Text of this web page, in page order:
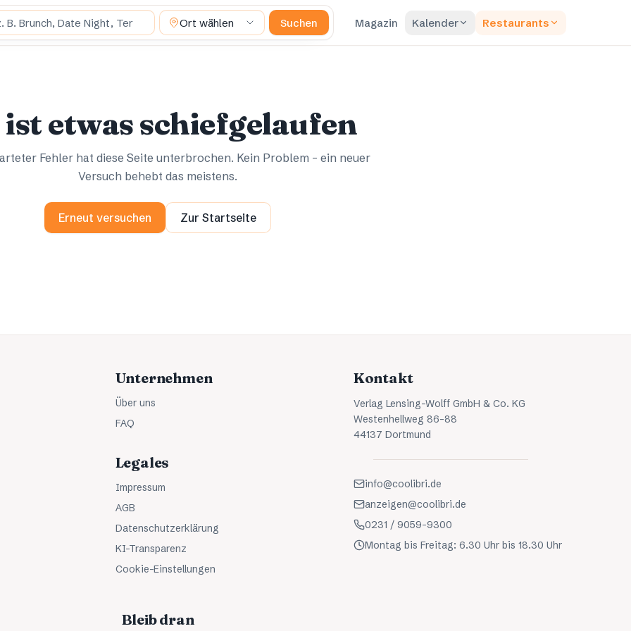
du? Ort wählen Suchen Magazin Kalender Restaurants
ist etwas schiefgelaufen
Fehler hat diese Seite unterbrochen. Kein Problem – ein neuer
Versuch behebt das meistens.
Erneut versuchen Zur Startseite
Unternehmen
Über uns
FAQ
Legales
Impressum
AGB
Datenschutzerklärung
KI-Transparenz
Cookie-Einstellungen
Kontakt
Verlag Lensing-Wolff GmbH & Co. KG
Westenhellweg 86-88
44137 Dortmund
info@coolibri.de
anzeigen@coolibri.de
0231 / 9059-9300
Montag bis Freitag: 6.30 Uhr bis 18.30 Uhr
Bleib dran